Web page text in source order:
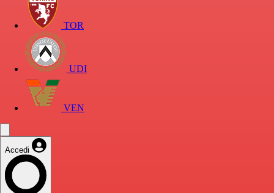
TOR
UDI
VEN
Accedi